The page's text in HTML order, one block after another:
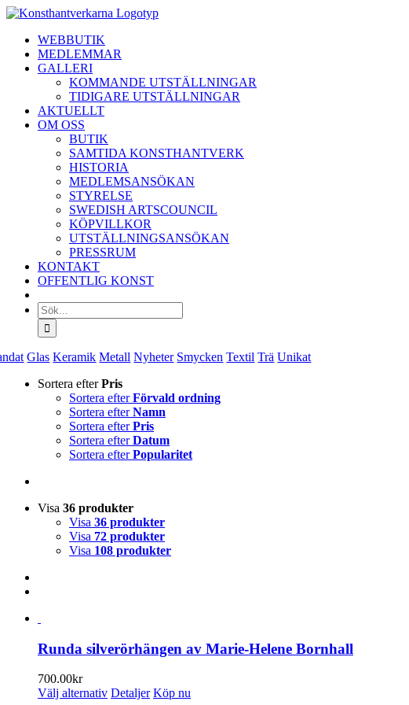
Fortsätt
innehålletWEBBUTIK
MEDLEMMAR
GALLERI
KOMMANDE UTSTÄLLNINGAR
TIDIGARE UTSTÄLLNINGAR
AKTUELLT
OM OSS
BUTIK
SAMTIDA KONSTHANTVERK
HISTORIA
MEDLEMSANSÖKAN
STYRELSE
SWEDISH ARTSCOUNCIL
KÖPVILLKOR
UTSTÄLLNINGSANSÖKAN
PRESSRUM
KONTAKT
OFFENTLIG KONST
Sök
efter:
Glas Keramik Metall Nyheter Smycken Textil Trä Unikat
Sortera efterPris
Sortera efterFörvald ordning
Sortera efterNamn
Sortera efterPris
Sortera efterDatum
Sortera efterPopularitet
Visa 36 produkter
Visa 36 produkter
Visa 72 produkter
Visa 108 produkter
Runda silverörhängen av Marie-Helene Bornhall
700.00kr
Välj alternativ Den
Detaljer Köp nu